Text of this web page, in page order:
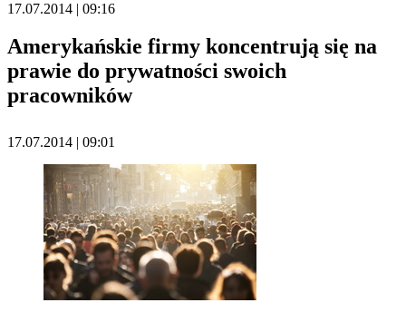
17.07.2014 | 09:16
Amerykańskie firmy koncentrują się na
prawie do prywatności swoich
pracowników
17.07.2014 | 09:01